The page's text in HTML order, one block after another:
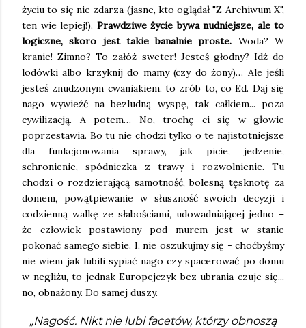
życiu to się nie zdarza (jasne, kto oglądał "Z Archiwum X",
ten wie lepiej!). Prawdziwe życie bywa nudniejsze, ale to
logiczne, skoro jest takie banalnie proste. Woda? W
kranie! Zimno? To załóż sweter! Jesteś głodny? Idź do
lodówki albo krzyknij do mamy (czy do żony)… Ale jeśli
jesteś znudzonym cwaniakiem, to zrób to, co Ed. Daj się
nago wywieźć na bezludną wyspę, tak całkiem... poza
cywilizacją. A potem… No, trochę ci się w głowie
poprzestawia. Bo tu nie chodzi tylko o te najistotniejsze
dla funkcjonowania sprawy, jak picie, jedzenie,
schronienie, spódniczka z trawy i rozwolnienie. Tu
chodzi o rozdzierającą samotność, bolesną tęsknotę za
domem, powątpiewanie w słuszność swoich decyzji i
codzienną walkę ze słabościami, udowadniającej jedno –
że człowiek postawiony pod murem jest w stanie
pokonać samego siebie. I, nie oszukujmy się - choćbyśmy
nie wiem jak lubili sypiać nago czy spacerować po domu
w negliżu, to jednak Europejczyk bez ubrania czuje się...
no, obnażony. Do samej duszy.
„Nagość. Nikt nie lubi facetów, którzy obnoszą